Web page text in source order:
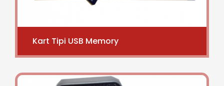
Kart Tipi USB Memory